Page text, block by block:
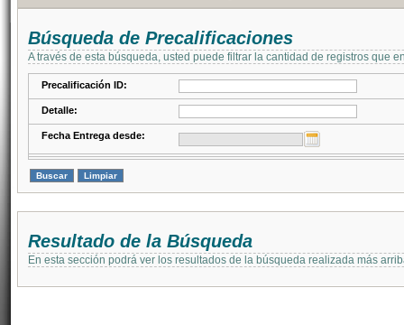
Búsqueda de Precalificaciones
A través de esta búsqueda, usted puede filtrar la cantidad de registros que
Precalificación ID:
Detalle:
Fecha Entrega desde:
Resultado de la Búsqueda
En esta sección podrá ver los resultados de la búsqueda realizada más